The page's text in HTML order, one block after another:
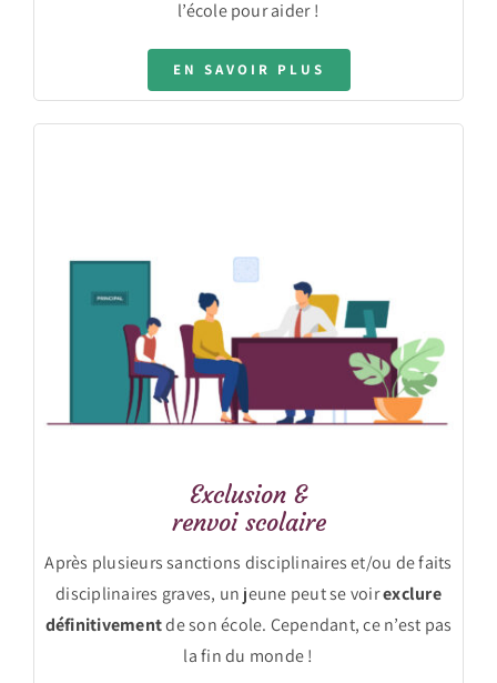
l’école pour aider !
EN SAVOIR PLUS
Exclusion &
renvoi scolaire
Après plusieurs sanctions disciplinaires et/ou de faits
disciplinaires graves, un jeune peut se voirexclure
définitivementde son école. Cependant, ce n’est pas
la fin du monde !